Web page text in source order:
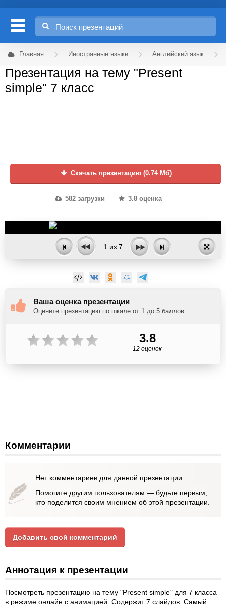
Главная Иностранные языки Английский язык
Презентация на тему "Present
simple" 7 класс
Скачать презентацию (0.74 Мб)
582 загрузки 3.8 оценка
1 из 7
Ваша оценка презентации
Оцените презентацию по шкале от 1 до 5 баллов
3.8
12 оценок
Комментарии
Нет комментариев для данной презентации
Помогите другим пользователям — будьте первым,
кто поделится своим мнением об этой презентации.
Добавить свой комментарий
Аннотация к презентации
Посмотреть презентацию на тему "Present simple" для 7 класса
в режиме онлайн с анимацией. Содержит 7 слайдов. Самый